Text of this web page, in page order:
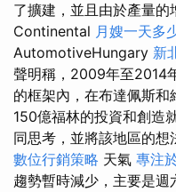
了擴建，並且由於產量
Continental 月嫂一天多
AutomotiveHungary 新
聲明稱，2009年至2014
的框架內，在布達佩斯
150億福林的投資和創造
同思考，並將該地區的想
數位行銷策略 天氣 專注
趨勢暫時減少，主要是週